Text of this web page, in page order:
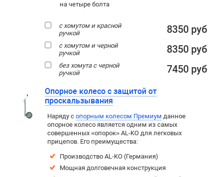
на четыре болта
с хомутом и красной
ручкой
8350 руб
с хомутом и черной
ручкой
8350 руб
без хомута с черной
ручкой
7450 руб
Опорное колесо с защитой от
проскальзывания
Наряду с опорным колесом Премиум данное
опорное колесо является одним из самых
совершенных «опорок» AL-KO для легковых
прицепов. Его преимущества:
Производство AL-KO (Германия)
Мощная долговечная конструкция